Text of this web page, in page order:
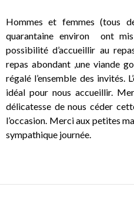
Hommes et femmes (tous
quarantaine environ ont
possibilité d’accueillir au
repas abondant ,une viande
régalé l’ensemble des invités.
idéal pour nous accueillir.
délicatesse de nous céder
l’occasion. Merci aux petites
sympathique journée.